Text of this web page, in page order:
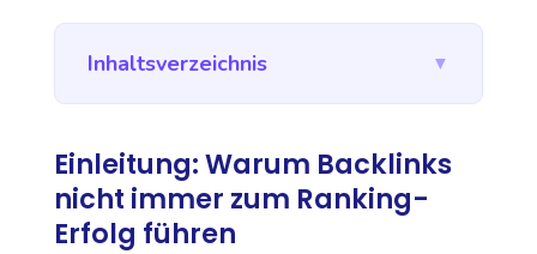
Inhaltsverzeichnis ▼
Einleitung: Warum Backlinks
nicht immer zum Ranking-
Erfolg führen